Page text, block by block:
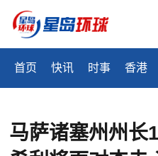
首页 快讯 时事 香港
马萨诸塞州州长